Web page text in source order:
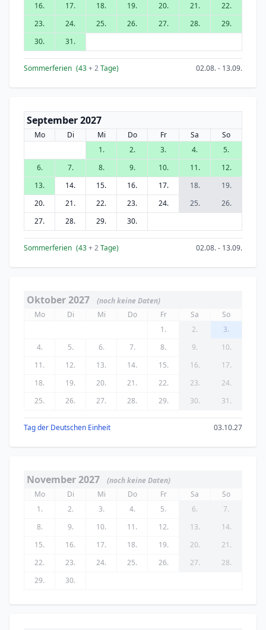
16.
17. 18. 19. 20. 21.
22.
23.
24. 25. 26. 27. 28.
29.
30.
31.
Sommerferien (43+ 2Tage) 02.08. - 13.09.
September 2027
Mo Di Mi Do Fr Sa
So
1.
2. 3. 4.
5.
6.
7. 8. 9. 10. 11.
12.
13.
14. 15. 16. 17. 18.
19.
20.
21. 22. 23. 24. 25.
26.
27.
28. 29. 30.
Sommerferien (43+ 2Tage) 02.08. - 13.09.
Oktober 2027
(noch keine Daten)
Mo
Di Mi Do Fr Sa
So
1.
2.
3.
4.
5. 6. 7. 8. 9.
10.
11.
12. 13. 14. 15. 16.
17.
18.
19. 20. 21. 22. 23.
24.
25.
26. 27. 28. 29. 30. 31.
Tag der Deutschen Einheit 03.10.27
November 2027
(noch keine Daten)
Mo
Di Mi Do Fr Sa
So
1.
2. 3. 4. 5. 6.
7.
8.
9. 10. 11. 12. 13.
14.
15.
16. 17. 18. 19. 20.
21.
22.
23. 24. 25. 26. 27.
28.
29.
30.